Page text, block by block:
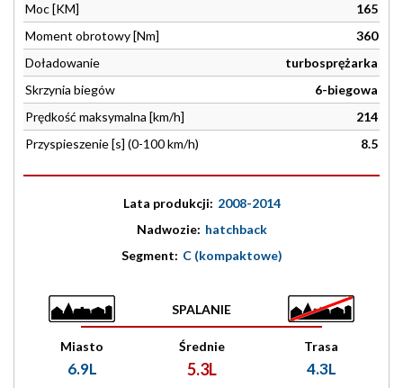
Moc [KM]
165
Moment obrotowy [Nm]
360
Doładowanie
turbosprężarka
Skrzynia biegów
6-biegowa
Prędkość maksymalna [km/h]
214
Przyspieszenie [s] (0-100 km/h)
8.5
Lata produkcji: 2008-2014
Nadwozie: hatchback
Segment: C (kompaktowe)
SPALANIE
Miasto
6.9L
Średnie
5.3L
Trasa
4.3L